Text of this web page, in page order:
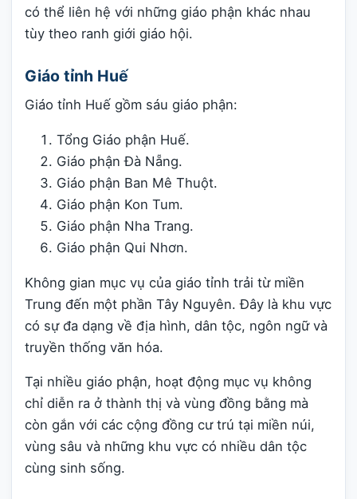
có thể liên hệ với những giáo phận khác nhau
tùy theo ranh giới giáo hội.
Giáo tỉnh Huế
Giáo tỉnh Huế gồm sáu giáo phận:
Tổng Giáo phận Huế.
Giáo phận Đà Nẵng.
Giáo phận Ban Mê Thuột.
Giáo phận Kon Tum.
Giáo phận Nha Trang.
Giáo phận Qui Nhơn.
Không gian mục vụ của giáo tỉnh trải từ miền
Trung đến một phần Tây Nguyên. Đây là khu vực
có sự đa dạng về địa hình, dân tộc, ngôn ngữ và
truyền thống văn hóa.
Tại nhiều giáo phận, hoạt động mục vụ không
chỉ diễn ra ở thành thị và vùng đồng bằng mà
còn gắn với các cộng đồng cư trú tại miền núi,
vùng sâu và những khu vực có nhiều dân tộc
cùng sinh sống.